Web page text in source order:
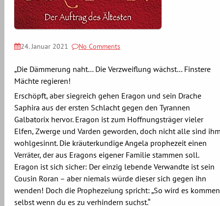
24. Januar 2021 No Comments
„Die Dämmerung naht… Die Verzweiflung wächst… Finstere
Mächte regieren!
Erschöpft, aber siegreich gehen Eragon und sein Drache
Saphira aus der ersten Schlacht gegen den Tyrannen
Galbatorix hervor. Eragon ist zum Hoffnungsträger vieler
Elfen, Zwerge und Varden geworden, doch nicht alle sind
wohlgesinnt. Die kräuterkundige Angela prophezeit einen
Verräter, der aus Eragons eigener Familie stammen soll.
Eragon ist sich sicher: Der einzig lebende Verwandte ist sein
Cousin Roran – aber niemals würde dieser sich gegen ihn
wenden! Doch die Prophezeiung spricht: „So wird es
selbst wenn du es zu verhindern suchst.“